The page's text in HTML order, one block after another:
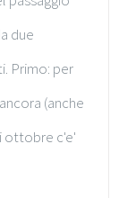
due
Primo: per
(anche
ottobre c'e'